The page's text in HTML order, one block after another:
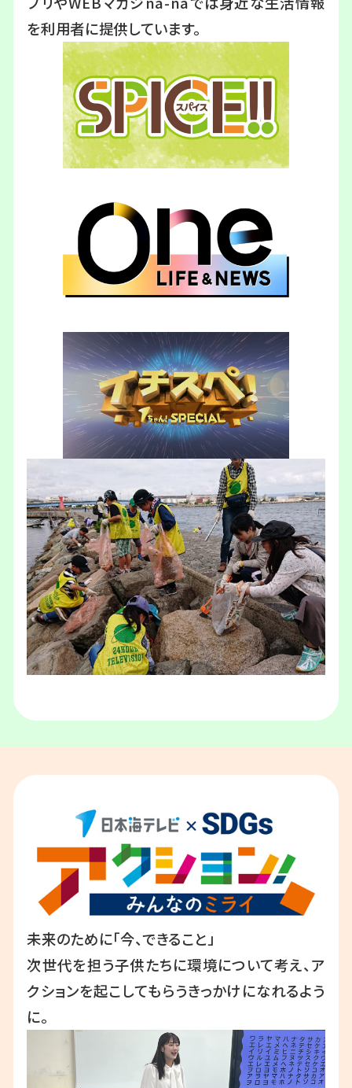
を利用者に提供しています。
未来のために「今、できること」
次世代を担う子供たちに環境について考え、ア
クションを起こしてもらうきっかけになれるよう
に。